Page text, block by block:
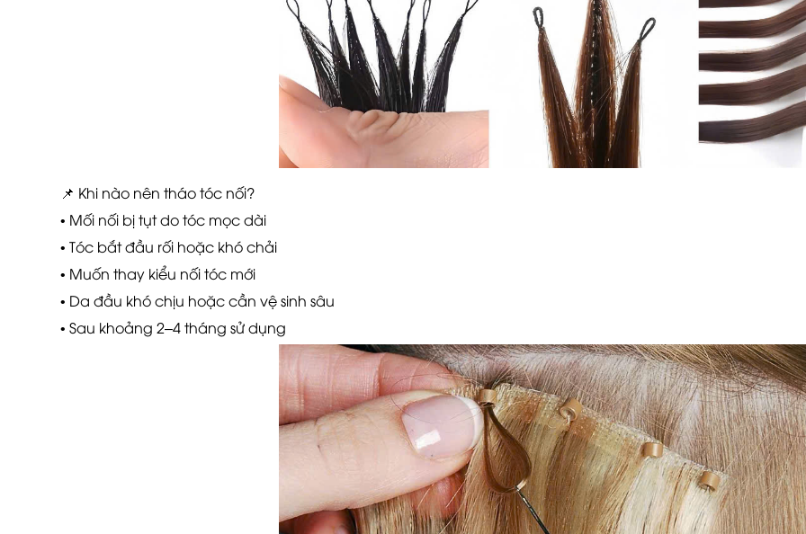
📌 Khi nào nên tháo tóc nối?
• Mối nối bị tụt do tóc mọc dài
• Tóc bắt đầu rối hoặc khó chải
• Muốn thay kiểu nối tóc mới
• Da đầu khó chịu hoặc cần vệ sinh sâu
• Sau khoảng 2–4 tháng sử dụng